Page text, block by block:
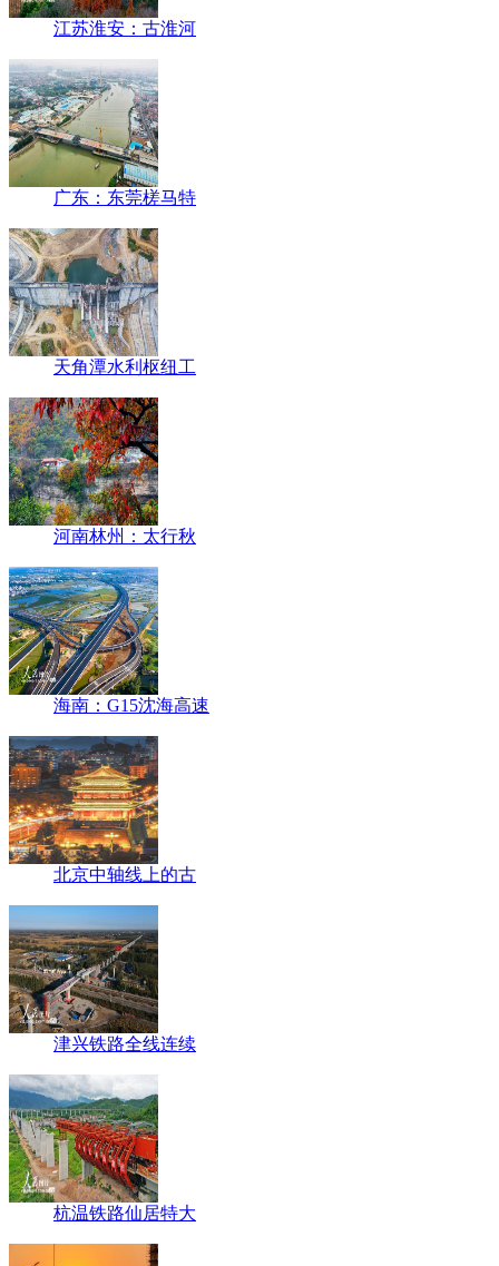
江苏淮安：古淮河
广东：东莞槎马特
天角潭水利枢纽工
河南林州：太行秋
海南：G15沈海高速
北京中轴线上的古
津兴铁路全线连续
杭温铁路仙居特大